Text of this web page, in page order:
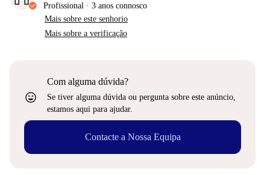
Profissional · 3 anos connosco
Mais sobre este senhorio
Mais sobre a verificação
sentiment_very_satisfied
Com alguma dúvida?
Se tiver alguma dúvida ou pergunta sobre este anúncio,
estamos aqui para ajudar.
Contacte a Nossa Equipa